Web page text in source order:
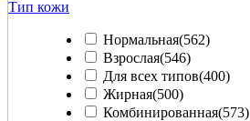
Тип кожи
Нормальная(562)
Взрослая(546)
Для всех типов(400)
Жирная(500)
Комбинированная(573)